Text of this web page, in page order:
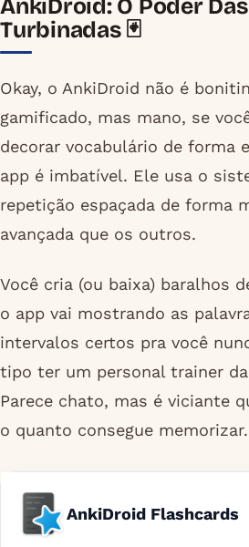
AnkiDroid: O Poder
Turbinadas 🃏
Okay, o AnkiDroid não é
gamificado, mas mano, se
decorar vocabulário de forma
app é imbatível. Ele usa o
repetição espaçada de forma
avançada que os outros.
Você cria (ou baixa) baralhos
o app vai mostrando as
intervalos certos pra você
tipo ter um personal trainer
Parece chato, mas é viciante
o quanto consegue memorizar.
AnkiDroid Flashcards